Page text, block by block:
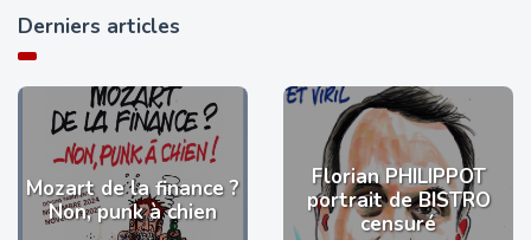
Derniers articles
Mozart de la finance ?
Non, punk à chien
Florian PHILIPPOT
portrait de BISTRO
censuré